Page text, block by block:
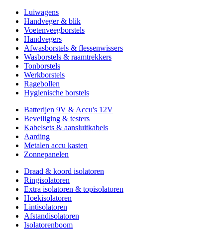
Luiwagens
Handveger & blik
Voetenveegborstels
Handvegers
Afwasborstels & flessenwissers
Wasborstels & raamtrekkers
Tonborstels
Werkborstels
Ragebollen
Hygienische borstels
Batterijen 9V & Accu's 12V
Beveiliging & testers
Kabelsets & aansluitkabels
Aarding
Metalen accu kasten
Zonnepanelen
Draad & koord isolatoren
Ringisolatoren
Extra isolatoren & topisolatoren
Hoekisolatoren
Lintisolatoren
Afstandisolatoren
Isolatorenboom